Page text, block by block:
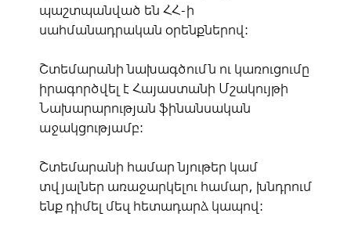
պաշտպանված են ՀՀ-ի
սահմանադրական օրենքներով:
Շտեմարանի նախագծումն ու կառուցումը
իրագործվել է Հայաստանի Մշակույթի
Նախարարության ֆինանսական
աջակցությամբ:
Շտեմարանի համար նյութեր կամ
տվյալներ առաջարկելու համար, խնդրում
ենք դիմել մեզ հետադարձ կապով: